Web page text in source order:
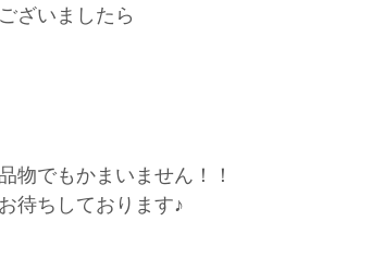
ざいましたら
物でもかまいません！！
待ちしております♪